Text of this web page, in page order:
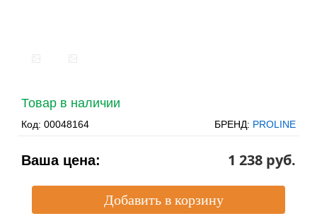
Товар в наличии
Код: 00048164 БРЕНД: PROLINE
Ваша цена: 1 238 pуб.